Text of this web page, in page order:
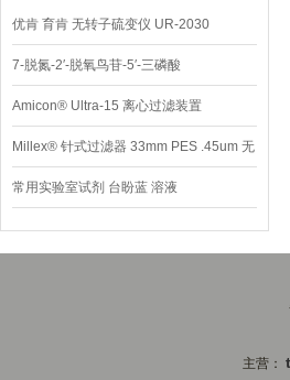
优肯 育肯 无转子硫变仪 UR-2030
7-脱氮-2′-脱氧鸟苷-5′-三磷酸
Amicon® Ultra-15 离心过滤装置
Millex® 针式过滤器 33mm PES .45um 无
菌
常用实验室试剂 台盼蓝 溶液
主营：